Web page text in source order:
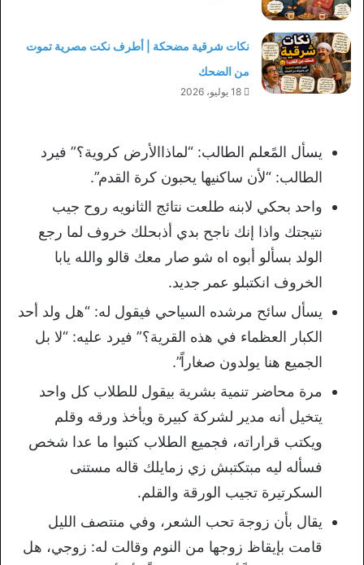
نكات شرقية مضحكة | أطرف نكت مصرية تموت
من الضحك
18 يوليو، 2026
يسأل المًعلم الطالب: “لماذاالأرض كروية؟” فيرد
الطالب: “لأن ساكنيها يحبون كرة القدم”.
واحد بحكي لابنه طلعت نتائج الثانويه روح جيب
نتيجتك واذا إنك ناجح بدي أذبحلك خروف لما رجع
الولد بسألو أبوه اه شو صار معك قالو والله يابا
الخروف انكتبلو عمر جديد.
يسأل سائح مرشده السياحي فيقول له: “هل ولد أحد
الكبار العظماء في هذه القرية؟” فيرد عليه: “لا بل
الجميع هنا يولدون صغاراً”.
مرة محاضر تنمية بشرية بيقول للطلاب كل واحد
يتخيل أنه مدير لشركة كبيرة ويأخذ ورقه وقلم
ويكتب قراراته، فجميع الطلاب كتبوا ما عدا شخص
فسأله ليه مبتكتبش زي زمايلك قاله مستنى
السكرتيرة تجيب الورقة والقلم.
يقال بأن زوجة تحب الشعر، وفي منتصف الليل
قامت بإيقاظ زوجها من النوم وقالت له: زوجي، هل